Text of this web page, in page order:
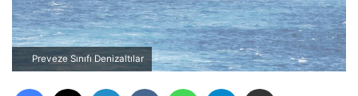
Preveze Sınıfı Denizaltılar